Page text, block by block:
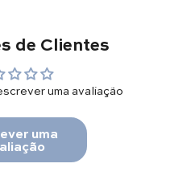
de Clientes
uma avaliação
uma